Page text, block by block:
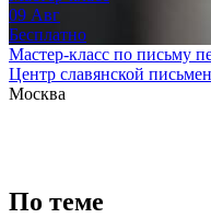
09 Авг
Бесплатно
Мастер-класс по письму
Центр славянской
Москва
По теме